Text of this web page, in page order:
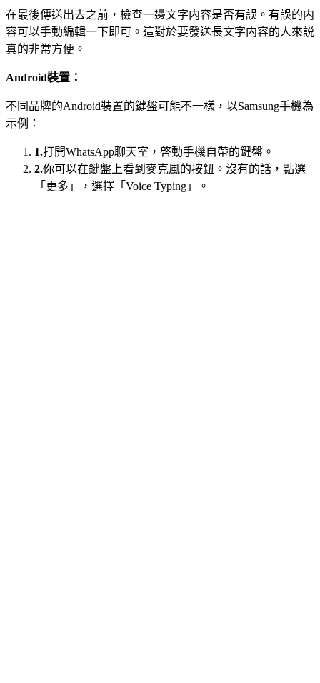
在最後傳送出去之前，檢查一邊文字内容是否有誤。有誤的内
容可以手動編輯一下即可。這對於要發送長文字内容的人來説
真的非常方便。
Android裝置：
不同品牌的Android裝置的鍵盤可能不一樣，以Samsung手機為
示例：
1.打開WhatsApp聊天室，啓動手機自帶的鍵盤。
2.你可以在鍵盤上看到麥克風的按鈕。沒有的話，點選
「更多」，選擇「Voice Typing」。